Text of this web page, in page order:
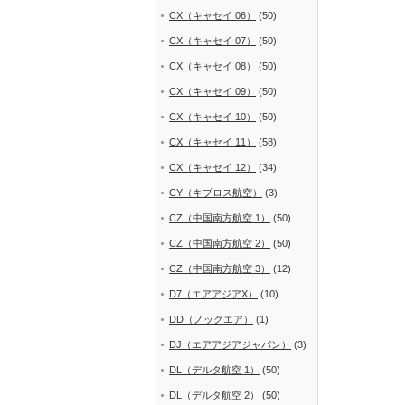
CX（キャセイ 06） (50)
CX（キャセイ 07） (50)
CX（キャセイ 08） (50)
CX（キャセイ 09） (50)
CX（キャセイ 10） (50)
CX（キャセイ 11） (58)
CX（キャセイ 12） (34)
CY（キプロス航空） (3)
CZ（中国南方航空 1） (50)
CZ（中国南方航空 2） (50)
CZ（中国南方航空 3） (12)
D7（エアアジアX） (10)
DD（ノックエア） (1)
DJ（エアアジアジャパン） (3)
DL（デルタ航空 1） (50)
DL（デルタ航空 2） (50)